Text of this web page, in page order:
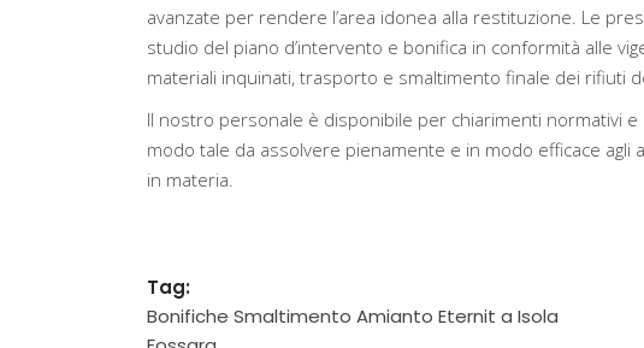
avanzate per rendere l’area idonea alla restituzione. Le
studio del piano d’intervento e bonifica in conformità alle
materiali inquinati, trasporto e smaltimento finale dei rifiuti
Il nostro personale è disponibile per chiarimenti normativi e
modo tale da assolvere pienamente e in modo efficace agli
in materia.
Tag:
Bonifiche Smaltimento Amianto Eternit a Isola